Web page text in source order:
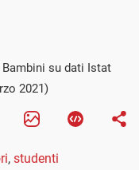
su dati Istat
2021)
, studenti